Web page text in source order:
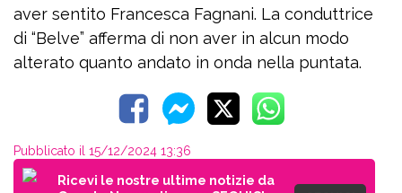
aver sentito Francesca Fagnani. La conduttrice
di “Belve” afferma di non aver in alcun modo
alterato quanto andato in onda nella puntata.
Pubblicato il 15/12/2024 13:36
Ricevi le nostre ultime notizie da